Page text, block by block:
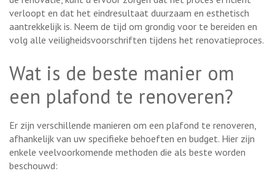
verloopt en dat het eindresultaat duurzaam en esthetisch
aantrekkelijk is. Neem de tijd om grondig voor te bereiden en
volg alle veiligheidsvoorschriften tijdens het renovatieproces.
Wat is de beste manier om
een plafond te renoveren?
Er zijn verschillende manieren om een plafond te renoveren,
afhankelijk van uw specifieke behoeften en budget. Hier zijn
enkele veelvoorkomende methoden die als beste worden
beschouwd: